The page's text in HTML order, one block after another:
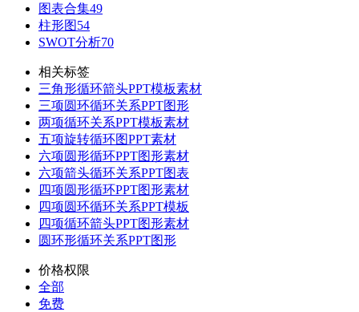
图表合集49
柱形图54
SWOT分析70
相关标签
三角形循环箭头PPT模板素材
三项圆环循环关系PPT图形
两项循环关系PPT模板素材
五项旋转循环图PPT素材
六项圆形循环PPT图形素材
六项箭头循环关系PPT图表
四项圆形循环PPT图形素材
四项圆环循环关系PPT模板
四项循环箭头PPT图形素材
圆环形循环关系PPT图形
价格权限
全部
免费